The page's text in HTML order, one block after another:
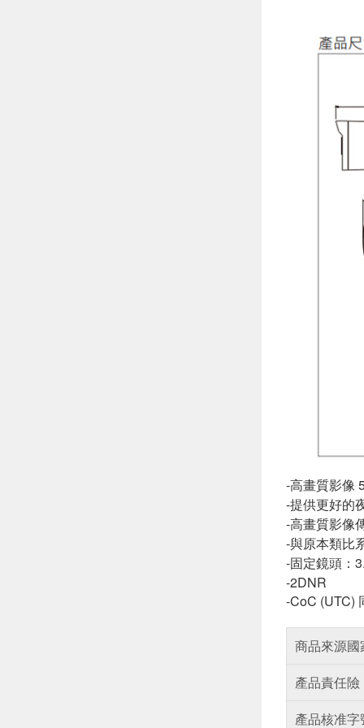
-高畫質影像
-提供更好的
-高畫質影像
-與原本類比
-固定鏡頭：
-2DNR
-CoC (UTC)
商品來源國
產品責任險
產品核准字